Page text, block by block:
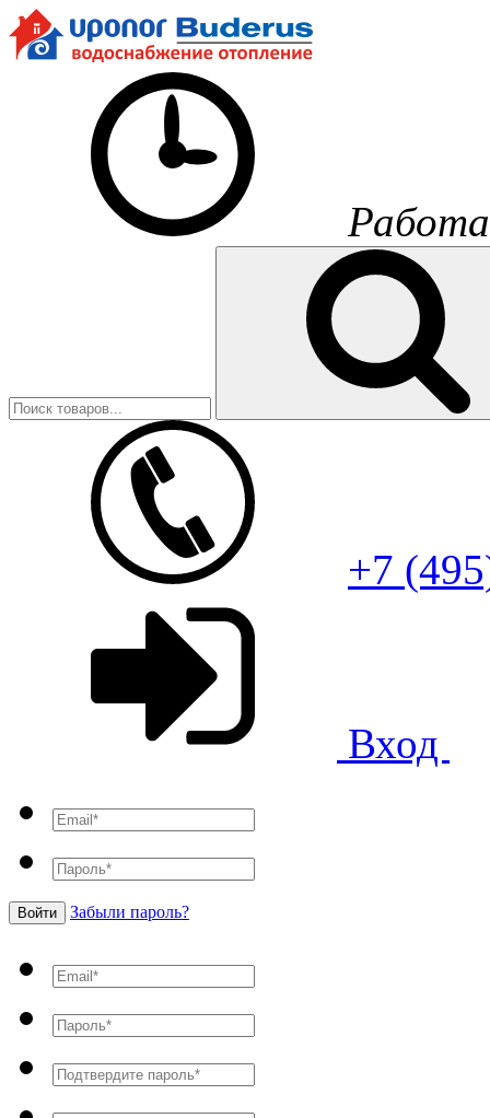
+7
Вход
Войти Забыли пароль?